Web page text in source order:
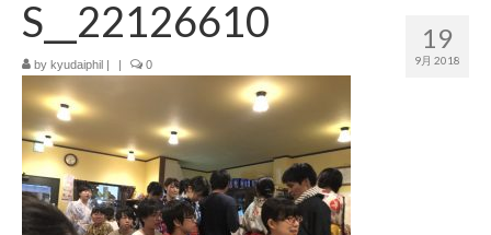
演奏会情報
卒業記念演奏会2027
九大フィルとは
九大フィルの歴史
ご寄付のお願い
19
9月 2018
S__22126610
by kyudaiphil 0